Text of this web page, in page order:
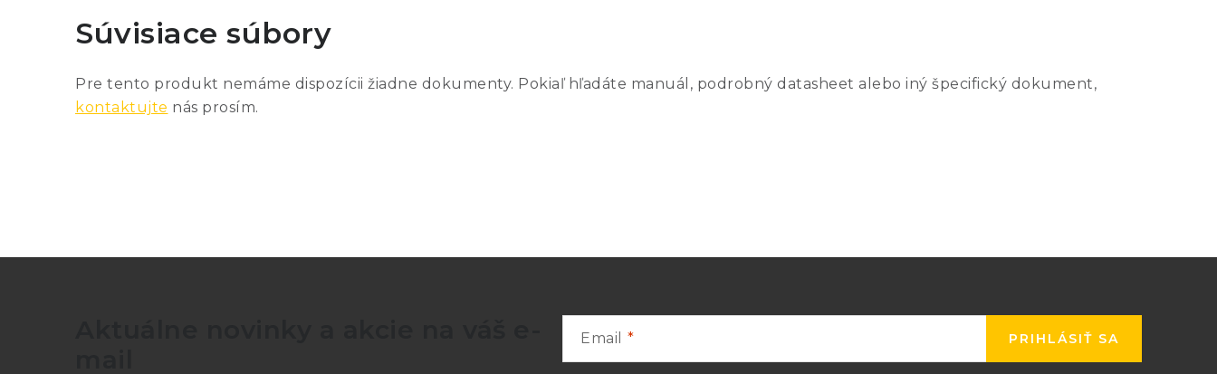
Súvisiace súbory
Pre tento produkt nemáme dispozícii žiadne dokumenty. Pokiaľ hľadáte manuál, podrobný datasheet alebo iný špecifický dokument,
kontaktujte nás prosím.
Email PRIHLÁSIŤ SA